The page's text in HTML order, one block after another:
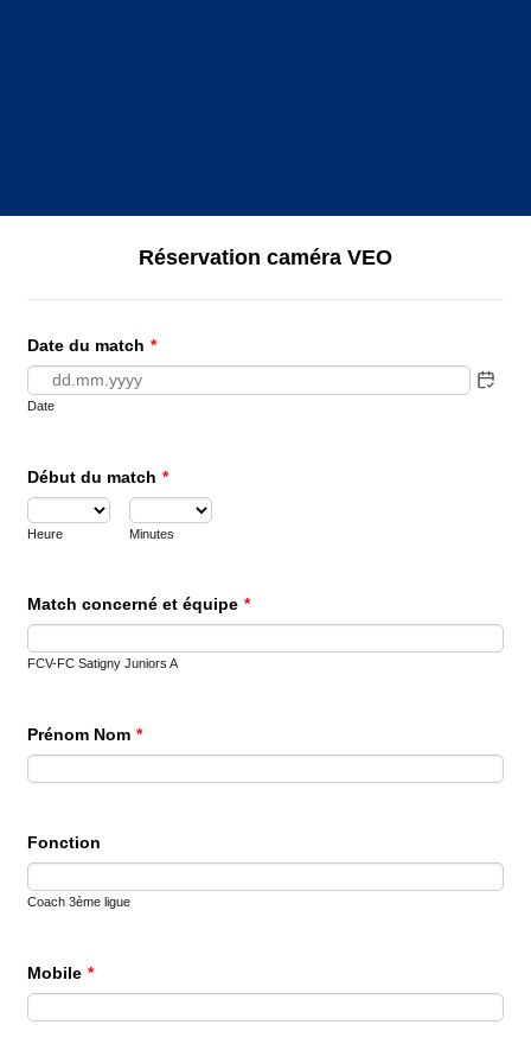
Réservation caméra VEO
Date du match *
Date
Début du match *
Heure Minutes
Match concerné et équipe *
FCV-FC Satigny Juniors A
Prénom Nom *
Fonction
Coach 3ème ligue
Mobile *